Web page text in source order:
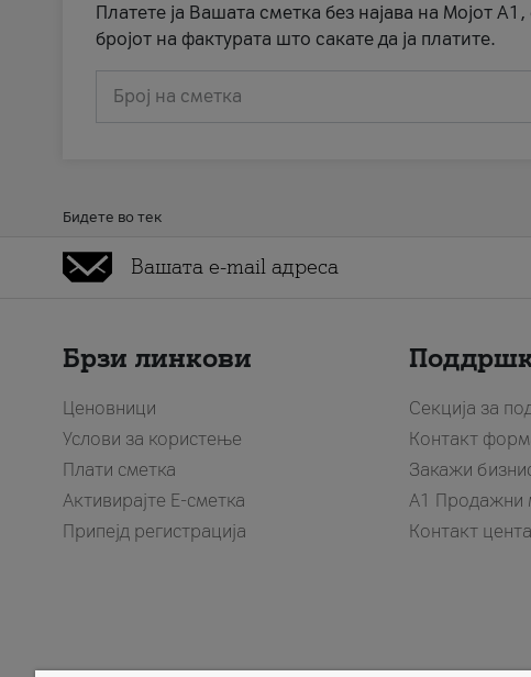
Платете ја Вашата сметка без најава на Мојот
бројот на фактурата што сакате да ја платите.
Број на сметка
Бидете во тек
Брзи линкови
Ценовници
Услови за користење
Плати сметка
Активирајте Е-сметка
Припејд регистрација
Секција за
Контакт
Закажи
A1 Продажни
Контакт